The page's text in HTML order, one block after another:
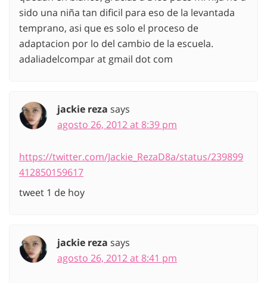
sido una niña tan dificil para eso de la levantada
temprano, asi que es solo el proceso de
adaptacion por lo del cambio de la escuela.
adaliadelcompar at gmail dot com
jackie reza says
agosto 26, 2012 at 8:39 pm
https://twitter.com/Jackie_RezaD8a/status/239899
412850159617
tweet 1 de hoy
jackie reza says
agosto 26, 2012 at 8:41 pm